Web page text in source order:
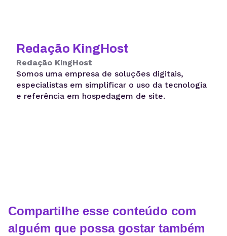
Redação KingHost
Redação KingHost
Somos uma empresa de soluções digitais,
especialistas em simplificar o uso da tecnologia
e referência em hospedagem de site.
Compartilhe esse conteúdo com
alguém que possa gostar também